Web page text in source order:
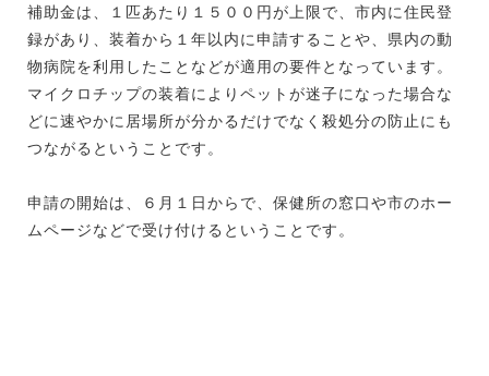
補助金は、１匹あたり１５００円が上限で、市内に住民登
録があり、装着から１年以内に申請することや、県内の動
物病院を利用したことなどが適用の要件となっています。
マイクロチップの装着によりペットが迷子になった場合な
どに速やかに居場所が分かるだけでなく殺処分の防止にも
つながるということです。
申請の開始は、６月１日からで、保健所の窓口や市のホー
ムページなどで受け付けるということです。